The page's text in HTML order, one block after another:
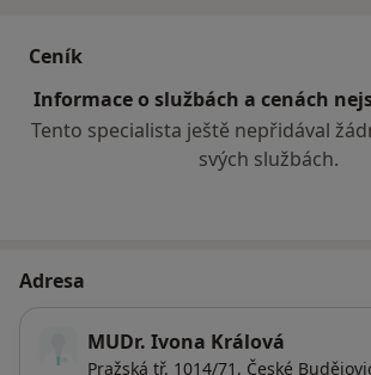
Ceník
Informace o službách a cenách
Tento specialista ještě nepřidával
svých službách.
Adresa
MUDr. Ivona Králová
Pražská tř. 1014/71, České